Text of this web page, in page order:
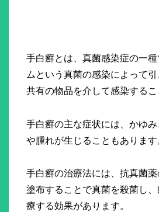
手白癬とは、真菌感染症の一
ムという真菌の感染によって
共有の物品を介して感染するこ
手白癬の主な症状には、かゆ
や腫れが生じることもありま
手白癬の治療法には、抗真菌
塗布することで真菌を殺菌し
療する効果があります。